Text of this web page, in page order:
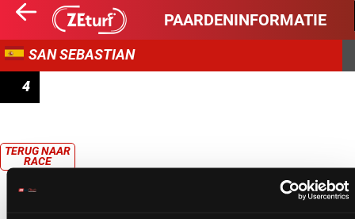
PAARDENINFORMATIE
SAN SEBASTIAN
4
TERUG NAAR
RACE